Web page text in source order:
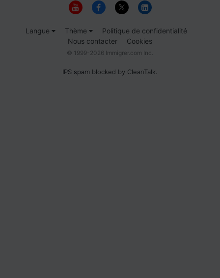
Langue Thème
Politique de confidentialité
Nous contacter
Cookies
© 1999-2026 Immigrer.com Inc.
IPS spam blocked by CleanTalk.